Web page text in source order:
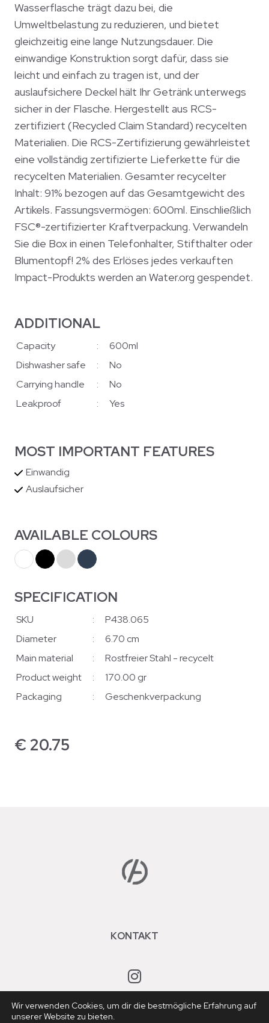
Wasserflasche trägt dazu bei, die
Umweltbelastung zu reduzieren, und bietet
gleichzeitig eine lange Nutzungsdauer. Die
einwandige Konstruktion sorgt dafür, dass sie
leicht und einfach zu tragen ist, und der
auslaufsichere Deckel hält Ihr Getränk unterwegs
sicher in der Flasche. Hergestellt aus RCS-
zertifiziert (Recycled Claim Standard) recycelten
Materialien. Die RCS-Zertifizierung gewährleistet
eine vollständig zertifizierte Lieferkette für die
recycelten Materialien. Gesamter recycelter
Inhalt: 91% bezogen auf das Gesamtgewicht des
Artikels. Fassungsvermögen: 600ml. Einschließlich
FSC®-zertifizierter Kraftverpackung. Verwandeln
Sie die Box in einen Telefonhalter, Stifthalter oder
Blumentopf! 2% des Erlöses jedes verkauften
Impact-Produkts werden an Water.org gespendet.
ADDITIONAL
Capacity :
600ml
Dishwasher safe
:
No
Carrying handle
:
No
Leakproof
: Yes
MOST IMPORTANT FEATURES
Einwandig
Auslaufsicher
AVAILABLE COLOURS
SPECIFICATION
SKU :
P438.065
Diameter
:
6.70 cm
Main material
:
Rostfreier Stahl - recycelt
Product weight
:
170.00 gr
Packaging
: Geschenkverpackung
€ 20.75
KONTAKT
Wir verwenden Cookies, um dir die bestmögliche Erfahrung auf
unserer Website zu bieten.